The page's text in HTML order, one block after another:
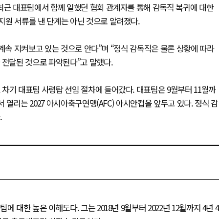
대표팀에서 함께 일했던 협회 관계자를 통해 감독직 복귀에 대한
서류를 낸 단계는 아닌 것으로 알려졌다.
지켜보고 있는 것으로 안다”며 “정식 감독직은 물론 상황에 따라
달된 것으로 파악된다”고 말했다.
기 대표팀 사령탑 선임 절차에 들어갔다. 대표팀은 9월부터 11월까
리는 2027 아시아축구연맹(AFC) 아시안컵을 앞두고 있다. 정식 감
대한 높은 이해도다. 그는 2018년 9월부터 2022년 12월까지 4년 4